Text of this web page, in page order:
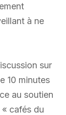
à ne
sur
10 minutes
au soutien
cafés du